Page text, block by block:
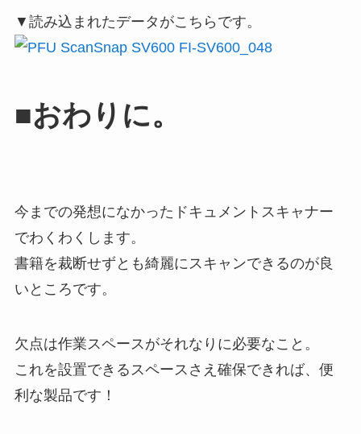
▼読み込まれたデータがこちらです。
■おわりに。
今までの発想になかったドキュメントスキャナー
でわくわくします。
書籍を裁断せずとも綺麗にスキャンできるのが良
いところです。
欠点は作業スペースがそれなりに必要なこと。
これを設置できるスペースさえ確保できれば、便
利な製品です！